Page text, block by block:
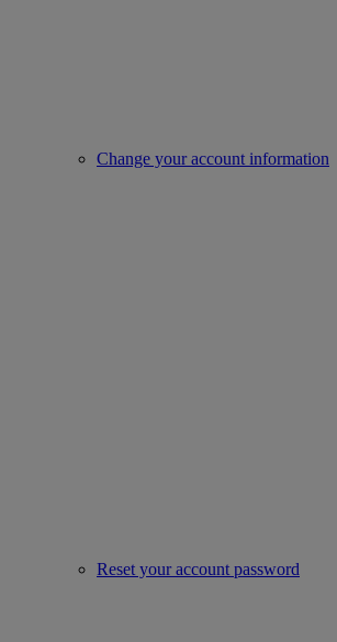
Change your account information
Reset your account password